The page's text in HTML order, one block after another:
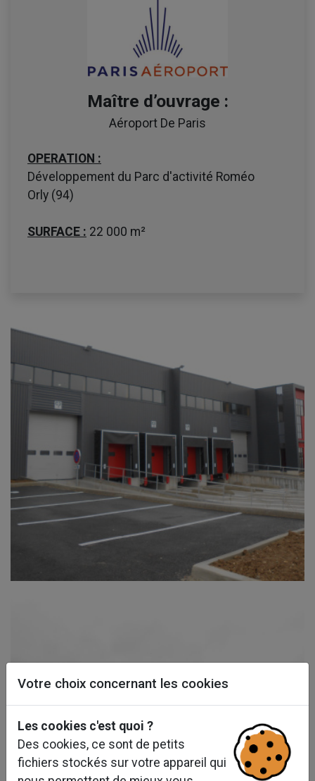
Maître d’ouvrage :
Aéroport De Paris
OPERATION :
Développement du Parc d'activité Roméo
Orly (94)
SURFACE : 22 000 m²
Votre choix concernant les cookies
Les cookies c'est quoi ?
Des cookies, ce sont de petits
fichiers stockés sur votre appareil qui